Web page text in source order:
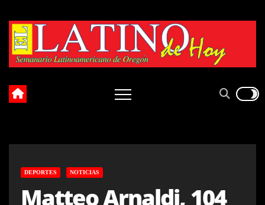
content
DEPORTES NOTICIAS
Matteo Arnaldi, 104